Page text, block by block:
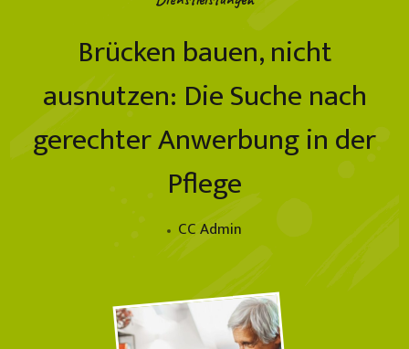
Brücken bauen, nicht
ausnutzen: Die Suche nach
gerechter Anwerbung in der
Pflege
CC Admin